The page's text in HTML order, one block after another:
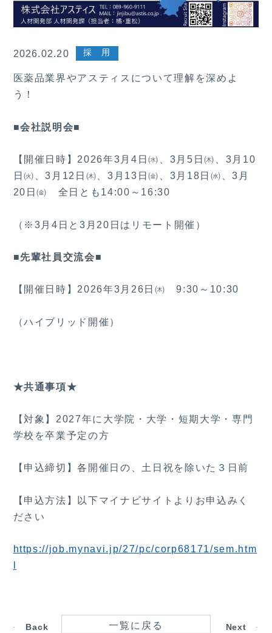
2026.02.20 採 用
医薬品業界やアスティスについて理解を深めよ
う！
■会社説明会■
【開催日時】2026年3月4日㈬、3月5日㈭、3月10
日㈫、3月12日㈭、3月13日㈮、3月18日㈬、3月
20日㈮ 全日とも14:00～16:30
（※3月4日と3月20日はリモート開催）
■先輩社員交流会■
【開催日時】2026年3月26日㈭ 9:30～10:30
（ハイブリッド開催）
★共通事項★
【対象】2027年に大学院・大学・短期大学・専門
学校を卒業予定の方
【申込締切】各開催日の、土日祝を除いた３日前
【申込方法】以下マイナビサイトよりお申込みく
ださい
https://job.mynavi.jp/27/pc/corp68171/sem.htm
Back Next
一覧に戻る